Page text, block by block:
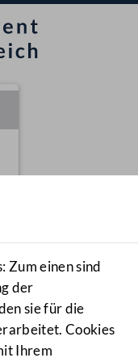
Zum einen sind
der
sie für die
Cookies
Ihrem